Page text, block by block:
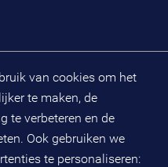
van cookies om het
te maken, de
te verbeteren en de
Ook gebruiken we
te personaliseren: